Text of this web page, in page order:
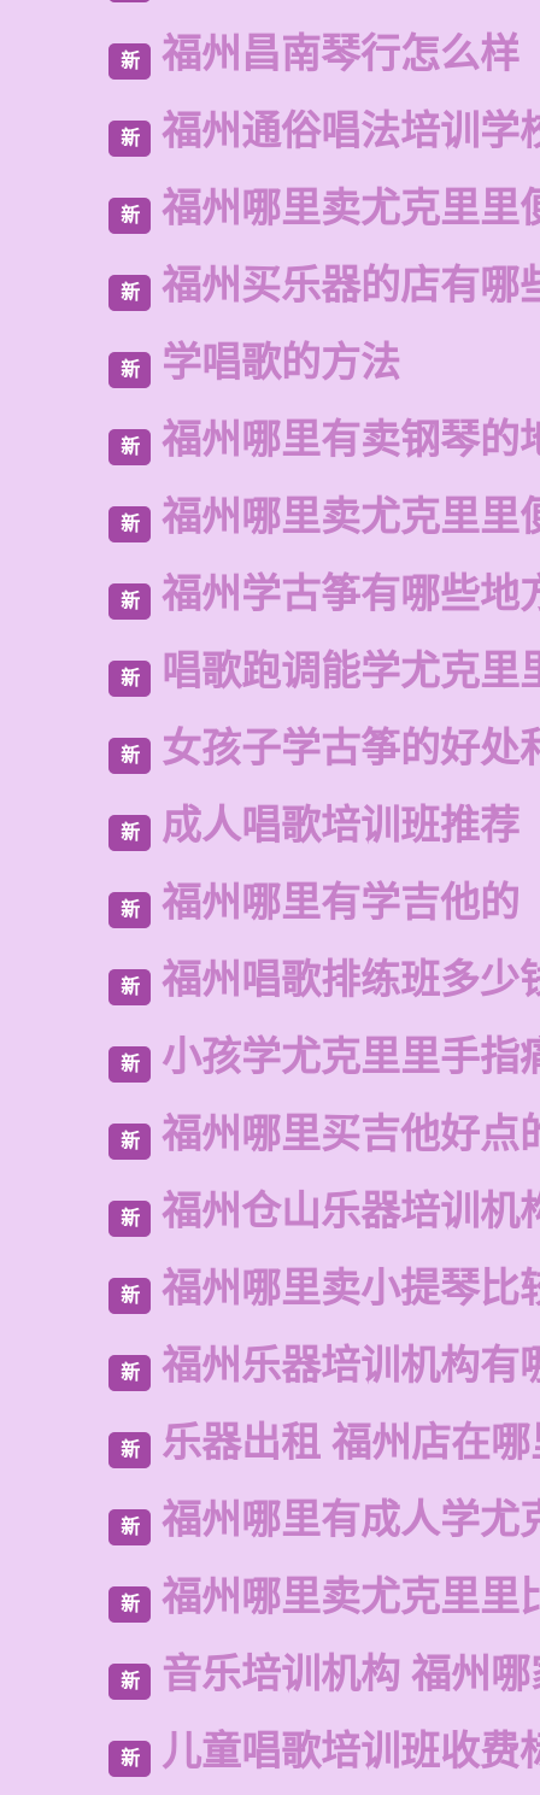
新 福州昌南琴行怎么样
新 福州通俗唱法培训学
新 福州哪里卖尤克里里
新 福州买乐器的店有哪
新 学唱歌的方法
新 福州哪里有卖钢琴的
新 福州哪里卖尤克里里
新 福州学古筝有哪些地
新 唱歌跑调能学尤克里
新 女孩子学古筝的好处
新 成人唱歌培训班推荐
新 福州哪里有学吉他的
新 福州唱歌排练班多少
新 小孩学尤克里里手指
新 福州哪里买吉他好点
新 福州仓山乐器培训机
新 福州哪里卖小提琴比
新 福州乐器培训机构有
新 乐器出租 福州店在
新 福州哪里有成人学尤
新 福州哪里卖尤克里里
新 音乐培训机构 福州
新 儿童唱歌培训班收费